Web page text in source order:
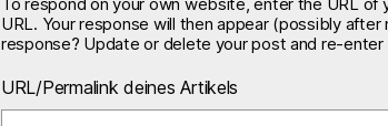
URL. Your response will then appear (possibly
response? Update or delete your post and re-enter
URL/Permalink deines Artikels